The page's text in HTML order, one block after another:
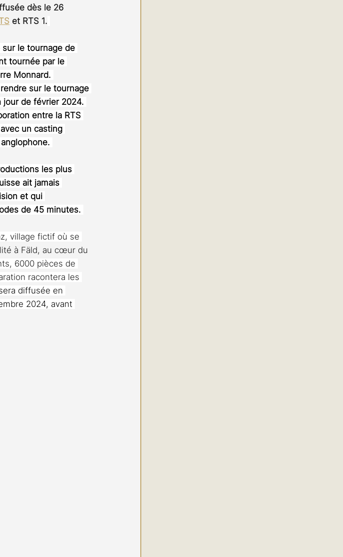
dès le 26
et RTS 1.
le tournage de
tournée par le
Monnard.
sur le tournage
jour de février 2024.
entre la RTS
un casting
les plus
ait jamais
et qui
de 45 minutes.
village fictif où se
à Fäld, au cœur du
6000 pièces de
racontera les
diffusée en
2024, avant